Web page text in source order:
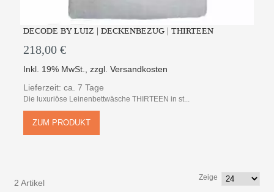
DECODE BY LUIZ | DECKENBEZUG | THIRTEEN
218,00 €
Inkl. 19% MwSt. ,zzgl.Versandkosten
Lieferzeit: ca. 7 Tage
Die luxuriöse Leinenbettwäsche THIRTEEN in st...
ZUM PRODUKT
2 Artikel
Zeige